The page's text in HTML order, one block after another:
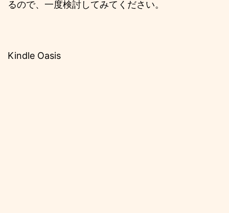
るので、一度検討してみてください。
Kindle Oasis